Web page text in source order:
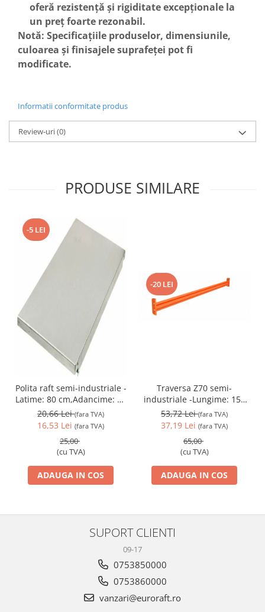
oferă rezistență și rigiditate excepționale la
un preț foarte rezonabil.
Notă: Specificațiile produselor, dimensiunile,
culoarea și finisajele suprafeței potfi
modificate.
Informatii conformitate produs
Review-uri(0)
PRODUSE SIMILARE
-5 LEI
Polita raft semi-industriale -
Latime: 80 cm,Adancime: 30
cm
20,66 Lei(fara TVA)
16,53 Lei (fara TVA)
25,00
(cu TVA)
ADAUGA IN COS
-20 LEI
Traversa Z70 semi-
industriale -Lungime: 150
cm
53,72 Lei(fara TVA)
37,19 Lei (fara TVA)
65,00
(cu TVA)
ADAUGA IN COS
SUPORT CLIENTI
09-17
0753850000
0753860000
vanzari@euroraft.ro